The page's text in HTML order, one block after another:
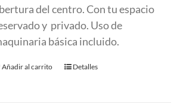
del centro. Con tu espacio
y privado. Uso de
básica incluido.
Añadir al carrito Detalles